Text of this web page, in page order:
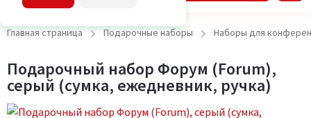
Главная страница Подарочные наборы Наборы для
Подарочный набор Форум (Forum),
серый (сумка, ежедневник, ручка)